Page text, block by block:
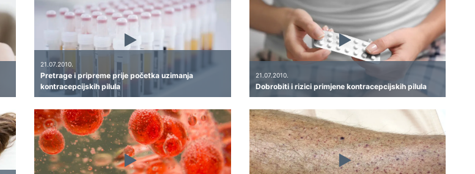
21.07.2010.
Pretrage i pripreme prije početka uzimanja
kontracepcijskih pilula
21.07.2010.
Dobrobiti i rizici primjene kontracepcijskih pilula